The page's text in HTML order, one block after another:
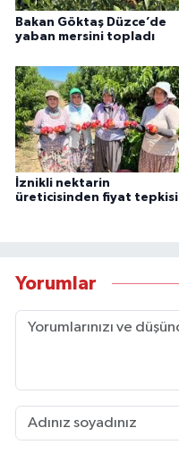
Bakan Göktaş Düzce’de
yaban mersini topladı
İznikli nektarin
üreticisinden fiyat tepkisi
Yorumlar